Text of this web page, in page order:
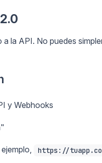
la API. No puedes
y Webhooks
https://